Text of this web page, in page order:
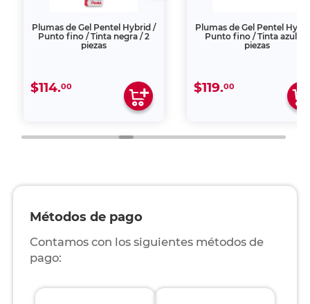
Plumas de Gel Pentel Hybrid /
Punto fino / Tinta negra / 2
piezas
$114.00
Plumas de Gel Pentel
Punto fino / Tinta azul / 2
piezas
$119.00
Métodos de pago
Contamos con los siguientes métodos de
pago: